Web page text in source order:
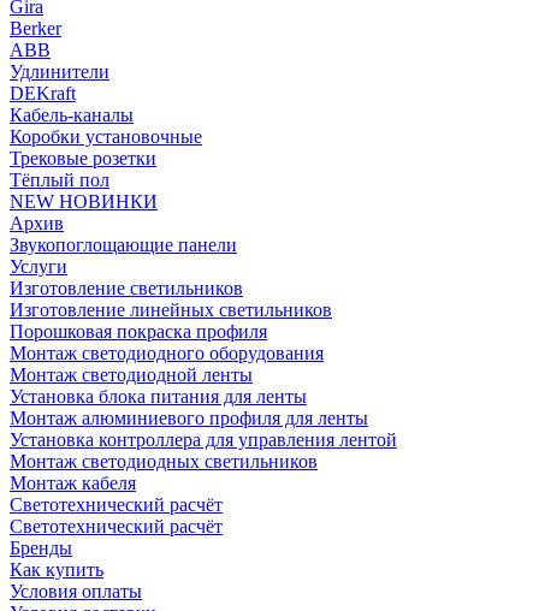
Gira
Berker
ABB
Удлинители
DEKraft
Кабель-каналы
Коробки установочные
Трековые розетки
Тёплый пол
NEW НОВИНКИ
Архив
Звукопоглощающие панели
Услуги
Изготовление светильников
Изготовление линейных светильников
Порошковая покраска профиля
Монтаж светодиодного оборудования
Монтаж светодиодной ленты
Установка блока питания для ленты
Монтаж алюминиевого профиля для ленты
Установка контроллера для управления лентой
Монтаж светодиодных светильников
Монтаж кабеля
Светотехнический расчёт
Светотехнический расчёт
Бренды
Как купить
Условия оплаты